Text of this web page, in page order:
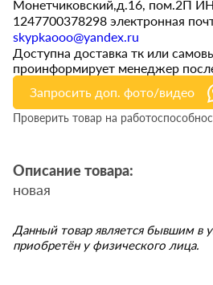
Монетчиковский,д.16, пом.2П
1247700378298 электронная
skypkaooo@yandex.ru
Доступна доставка тк или
проинформирует менеджер
Запросить доп. фото/видео
Проверить товар на
Описание товара:
новая
Данный товар является бывшим в
приобретён у физического лица.